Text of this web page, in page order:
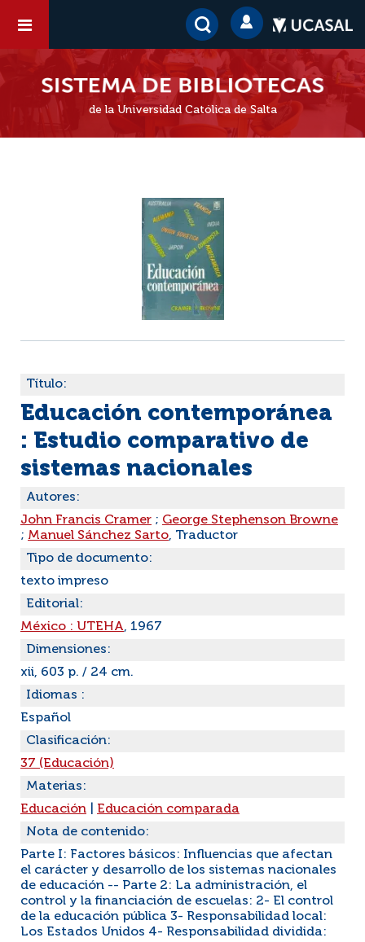
de la Universidad Católica de Salta
Título:
Educación contemporánea
: Estudio comparativo de
sistemas nacionales
Autores:
John Francis Cramer ; George Stephenson Browne
; Manuel Sánchez Sarto, Traductor
Tipo de documento:
texto impreso
Editorial:
México : UTEHA, 1967
Dimensiones:
xii, 603 p. / 24 cm.
Idiomas :
Español
Clasificación:
37 (Educación)
Materias:
Educación
Educación comparada
Nota de contenido:
Parte I: Factores básicos: Influencias que afectan
el carácter y desarrollo de los sistemas nacionales
de educación -- Parte 2: La administración, el
control y la financiación de escuelas: 2- El control
de la educación pública 3- Responsabilidad local:
Los Estados Unidos 4- Responsabilidad dividida: